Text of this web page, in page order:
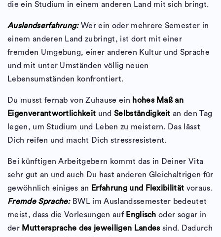
die ein Studium in einem anderen Land mit sich bringt.
Auslandserfahrung: Wer ein oder mehrere Semester in
einem anderen Land zubringt, ist dort mit einer
fremden Umgebung, einer anderen Kultur und Sprache
und mit unter Umständen völlig neuen
Lebensumständen konfrontiert.
Du musst fernab von Zuhause ein hohes Maß an
Eigenverantwortlichkeit und Selbständigkeit an den Tag
legen, um Studium und Leben zu meistern. Das lässt
Dich reifen und macht Dich stressresistent.
Bei künftigen Arbeitgebern kommt das in Deiner Vita
sehr gut an und auch Du hast anderen Gleichaltrigen für
gewöhnlich einiges an Erfahrung und Flexibilität voraus.
Fremde Sprache: BWL im Auslandssemester bedeutet
meist, dass die Vorlesungen auf Englisch oder sogar in
der Muttersprache des jeweiligen Landessind. Dadurch